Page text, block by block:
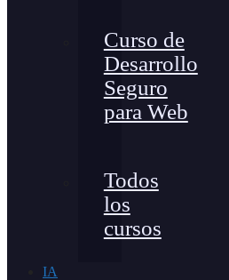
Curso de
Desarrollo
Seguro
para Web
Todos
los
cursos
IA